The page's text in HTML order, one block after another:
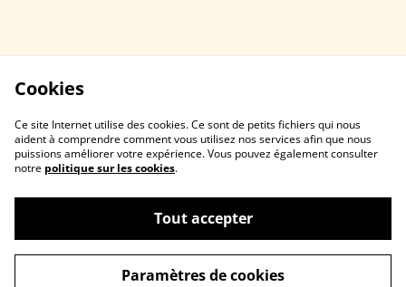
Cookies
Ce site Internet utilise des cookies. Ce sont de petits fichiers qui nous
aident à comprendre comment vous utilisez nos services afin que nous
puissions améliorer votre expérience. Vous pouvez également consulter
notre politique sur les cookies.
Tout accepter
Paramètres de cookies